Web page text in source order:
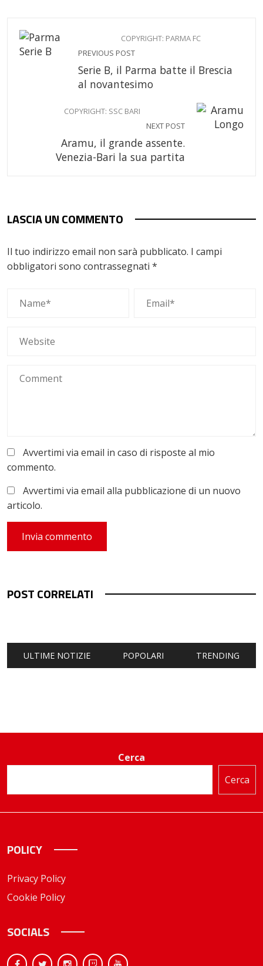
COPYRIGHT: PARMA FC
PREVIOUS POST
Serie B, il Parma batte il Brescia
al novantesimo
COPYRIGHT: SSC BARI
NEXT POST
Aramu, il grande assente.
Venezia-Bari la sua partita
LASCIA UN COMMENTO
Il tuo indirizzo email non sarà pubblicato. I campi
obbligatori sono contrassegnati *
Avvertimi via email in caso di risposte al mio
commento.
Avvertimi via email alla pubblicazione di un nuovo
articolo.
POST CORRELATI
ULTIME NOTIZIE POPOLARI TRENDING
Cerca
Cerca
POLICY
Privacy Policy
Cookie Policy
SOCIALS